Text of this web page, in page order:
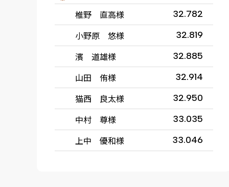
椎野 直高様 32.782
小野原 悠様 32.819
濱 道雄様 32.885
山田 侑様 32.914
猫西 良太様 32.950
中村 尊様 33.035
上中 優和様 33.046